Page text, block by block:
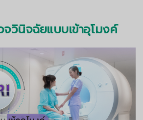
จวินิจฉัยแบบเข้าอุโมงค์